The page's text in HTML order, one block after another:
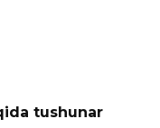
tushunar